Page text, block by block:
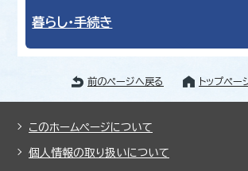
暮らし・手続き
前のページへ戻る トップペー
このホームページについて
個人情報の取り扱いについて